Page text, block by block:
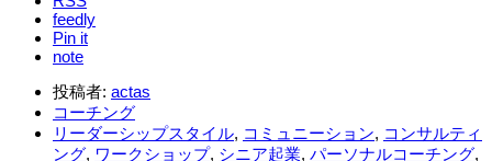
feedly
Pin it
note
投稿者: actas
コーチング
リーダーシップスタイル, コミュニーション, コンサルティ
ング, ワークショップ, シニア起業, パーソナルコーチング,